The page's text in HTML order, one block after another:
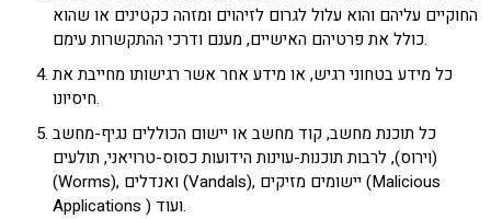
החוקיים עליהם והוא עלול לגרום לזיהוים ומזהה כקטינים או שהוא
כולל את פרטיהם האישיים, מענם ודרכי ההתקשרות עימם.
כל מידע בטחוני רגיש, או מידע אחר אשר רגישותו מחייבת את
חיסיונו.
כל תוכנת מחשב, קוד מחשב או יישום הכוללים נגיף-מחשב
(וירוס), לרבות תוכנות-עוינות הידועות כסוס-טרויאני, תולעים
(Worms), ואנדלים (Vandals), יישומים מזיקים (Malicious
Applications ) ועוד.